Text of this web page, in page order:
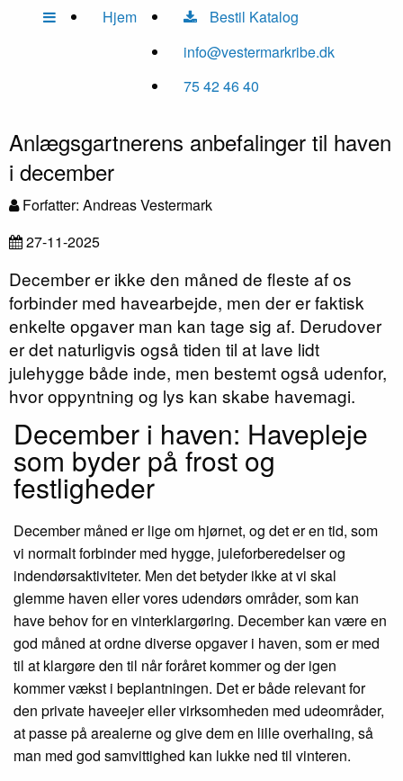
Hjem
Bestil Katalog
info@vestermarkribe.dk
75 42 46 40
Anlægsgartnerens anbefalinger til haven
i december
Forfatter: Andreas Vestermark
27-11-2025
December er ikke den måned de fleste af os
forbinder med havearbejde, men der er faktisk
enkelte opgaver man kan tage sig af. Derudover
er det naturligvis også tiden til at lave lidt
julehygge både inde, men bestemt også udenfor,
hvor oppyntning og lys kan skabe havemagi.
December i haven: Havepleje
som byder på frost og
festligheder
December måned er lige om hjørnet, og det er en tid, som
vi normalt forbinder med hygge, juleforberedelser og
indendørsaktiviteter. Men det betyder ikke at vi skal
glemme haven eller vores udendørs områder, som kan
have behov for en vinterklargøring. December kan være en
god måned at ordne diverse opgaver i haven, som er med
til at klargøre den til når foråret kommer og der igen
kommer vækst i beplantningen. Det er både relevant for
den private haveejer eller virksomheden med udeområder,
at passe på arealerne og give dem en lille overhaling, så
man med god samvittighed kan lukke ned til vinteren.